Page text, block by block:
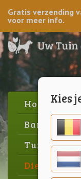
Kies
Gratis verzending
voor meer info.
Home
Barbecue
Tuin
Dier